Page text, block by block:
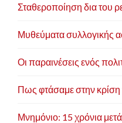
Σταθεροποίηση δια του
Μυθεύματα συλλογικής
Οι παραινέσεις ενός
Πως φτάσαμε στην
Μνημόνιο: 15 χρόνια μετά